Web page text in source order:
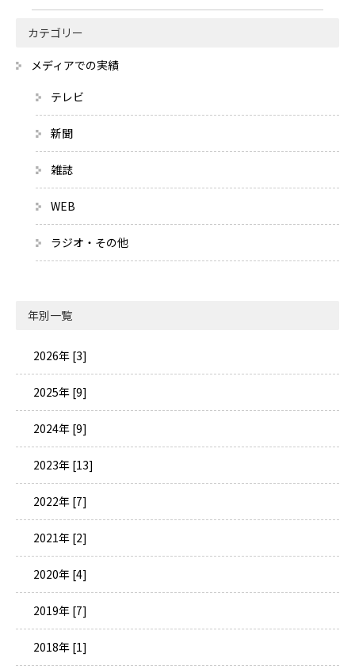
カテゴリー
メディアでの実績
テレビ
新聞
雑誌
WEB
ラジオ・その他
年別一覧
2026年 [3]
2025年 [9]
2024年 [9]
2023年 [13]
2022年 [7]
2021年 [2]
2020年 [4]
2019年 [7]
2018年 [1]